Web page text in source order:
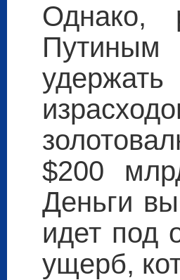
Однако,
$200
Деньги
идет под
ущерб,